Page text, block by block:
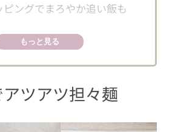
ピングでまろやか追い飯も
もっと見る
ツアツ担々麺